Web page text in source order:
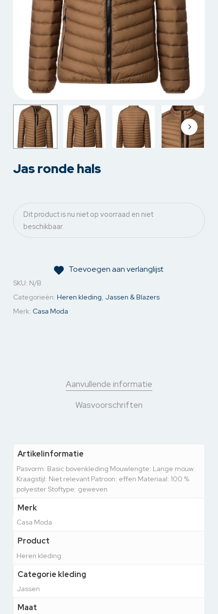
Jas ronde hals
Dit product is nu niet op voorraad en niet
beschikbaar.
Toevoegen aan verlanglijst
SKU: N/B
Categorieën: Heren kleding, Jassen & Blazers
Merk: Casa Moda
Aanvullende informatie
Wasvoorschriften
Artikelinformatie
Pasvorm: Basic bovenkleding Mouwlengte: Lange mouw
Kraagstijl: Niet relevant Patroon: effen Materiaal: 100 %
polyester Stoftype: geweven
Merk
Casa Moda
Product
Heren kleding
Categorie kleding
Jassen
Maat